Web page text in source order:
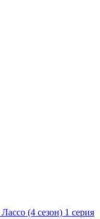
(4 сезон) 1 серия